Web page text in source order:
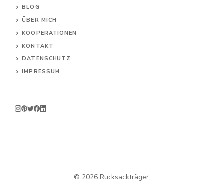
BLOG
ÜBER MICH
KOOPERATIONEN
KONTAKT
DATENSCHUTZ
IMPRESSUM
© 2026 Rucksackträger